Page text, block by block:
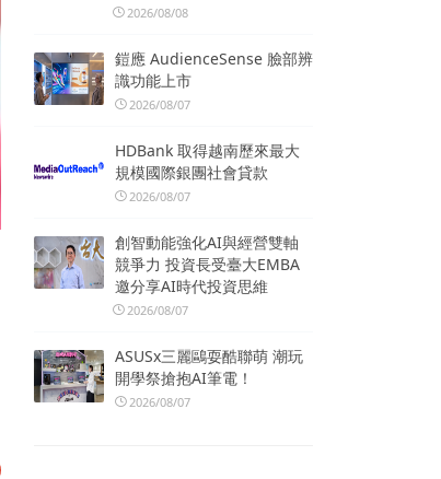
2026/08/08
鎧應 AudienceSense 臉部辨
識功能上市
2026/08/07
HDBank 取得越南歷來最大
規模國際銀團社會貸款
2026/08/07
創智動能強化AI與經營雙軸
競爭力 投資長受臺大EMBA
邀分享AI時代投資思維
2026/08/07
ASUSx三麗鷗耍酷聯萌 潮玩
開學祭搶抱AI筆電！
2026/08/07